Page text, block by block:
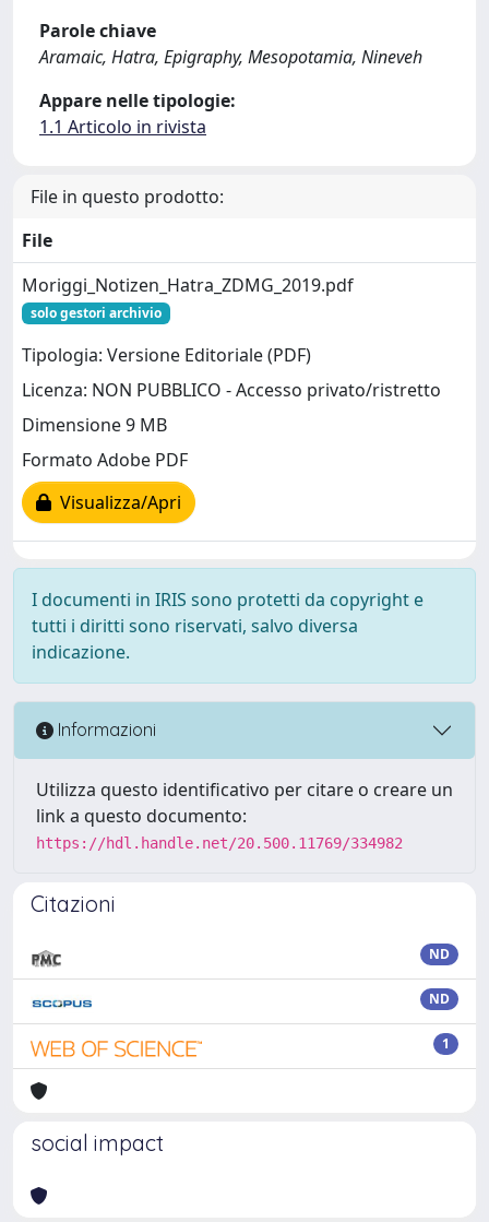
Parole chiave
Aramaic, Hatra, Epigraphy, Mesopotamia, Nineveh
Appare nelle tipologie:
1.1 Articolo in rivista
File in questo prodotto:
File
Moriggi_Notizen_Hatra_ZDMG_2019.pdf
solo gestori archivio
Tipologia: Versione Editoriale (PDF)
Licenza: NON PUBBLICO - Accesso privato/ristretto
Dimensione 9 MB
Formato Adobe PDF
Visualizza/Apri
I documenti in IRIS sono protetti da copyright e
tutti i diritti sono riservati, salvo diversa
indicazione.
Informazioni
Utilizza questo identificativo per citare o creare un
link a questo documento:
https://hdl.handle.net/20.500.11769/334982
Citazioni
ND
ND
1
social impact